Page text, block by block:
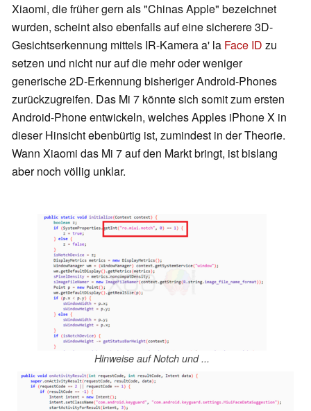
Xiaomi, die früher gern als "Chinas Apple" bezeichnet
wurden, scheint also ebenfalls auf eine sicherere 3D-
Gesichtserkennung mittels IR-Kamera a' la Face ID zu
setzen und nicht nur auf die mehr oder weniger
generische 2D-Erkennung bisheriger Android-Phones
zurückzugreifen. Das Mi 7 könnte sich somit zum ersten
Android-Phone entwickeln, welches Apples iPhone X in
dieser Hinsicht ebenbürtig ist, zumindest in der Theorie.
Wann Xiaomi das Mi 7 auf den Markt bringt, ist bislang
aber noch völlig unklar.
Hinweise auf Notch und ...